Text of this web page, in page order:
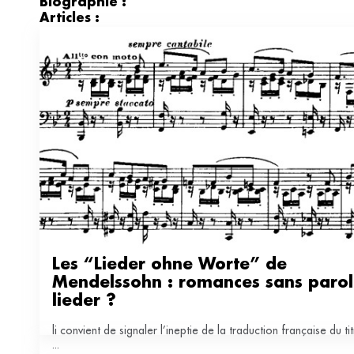
Biographie :
Articles :
Les “Lieder ohne Worte” de
Mendelssohn : romances sans
lieder ?
li convient de signaler l’ineptie de la traduction française du titre devenu
...